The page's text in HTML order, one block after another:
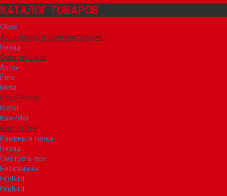
КАТАЛОГ ТОВАРОВ
Close
Аксессуары и комплектующие
Назад
Смотреть все
Astov
Etna
Meta
Royal Flame
Kratki
Kaw-Met
Glamm Fire
Камины и топки
Назад
Смотреть все
Биокамины
FireBird
FireBird